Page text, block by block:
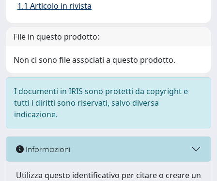
1.1 Articolo in rivista
File in questo prodotto:
Non ci sono file associati a questo prodotto.
I documenti in IRIS sono protetti da copyright e
tutti i diritti sono riservati, salvo diversa
indicazione.
Informazioni
Utilizza questo identificativo per citare o creare un